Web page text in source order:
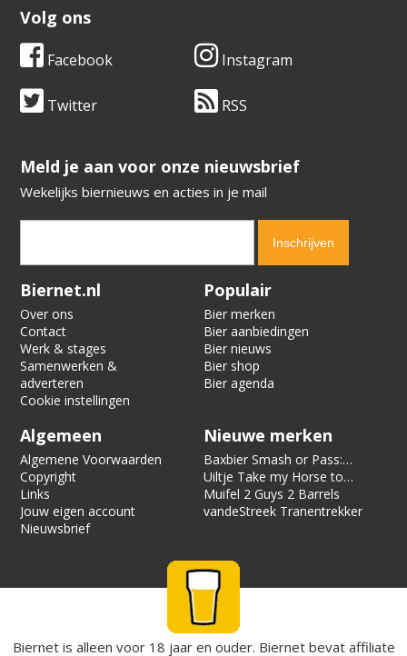
Volg ons
Facebook Instagram
Twitter RSS
​​​​​​​Meld je aan voor onze nieuwsbrief
Wekelijks biernieuws en acties in je mail
Verification code:
Biernet.nl
Over ons
Contact
Werk & stages
Samenwerken &
adverteren
Cookie instellingen
Populair
Bier merken
Bier aanbiedingen
Bier nieuws
Bier shop
Bier agenda
Algemeen
Algemene Voorwaarden
Copyright
Links
Jouw eigen account
Nieuwsbrief
Nieuwe merken
Baxbier Smash or Pass:
Strata
Uiltje Take my Horse to
the Hotel Room
Muifel 2 Guys 2 Barrels
vandeStreek Tranentrekker
Biernet is alleen voor 18 jaar en ouder. Biernet bevat affiliate